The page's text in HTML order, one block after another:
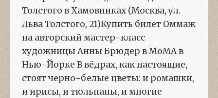
Толстого в Хамовниках (Москва, ул.
Льва Толстого, 21)Купить билет Оммаж
на авторский мастер-класс
художницы Анны Брюдер в МоМА в
Нью-Йорке В вёдрах, как настоящие,
стоят черно-белые цветы: и ромашки,
и ирисы, и тюльпаны, и многие